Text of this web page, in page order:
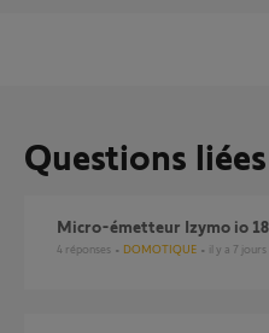
Questions liées
Micro-émetteur Izymo io
4 réponses DOMOTIQUE il y a 7 jours